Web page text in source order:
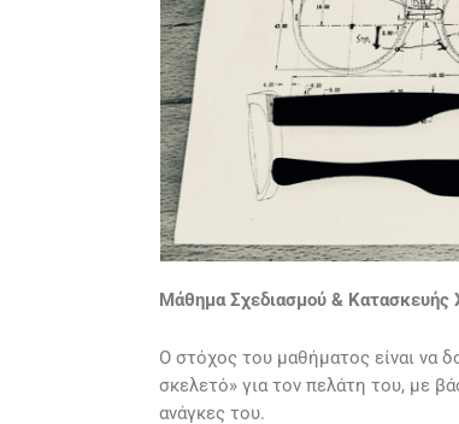
Μάθημα Σχεδιασμού & Κατασκευής
Ο στόχος του μαθήματος είναι να
σκελετό» για τον πελάτη του, με
ανάγκες του.